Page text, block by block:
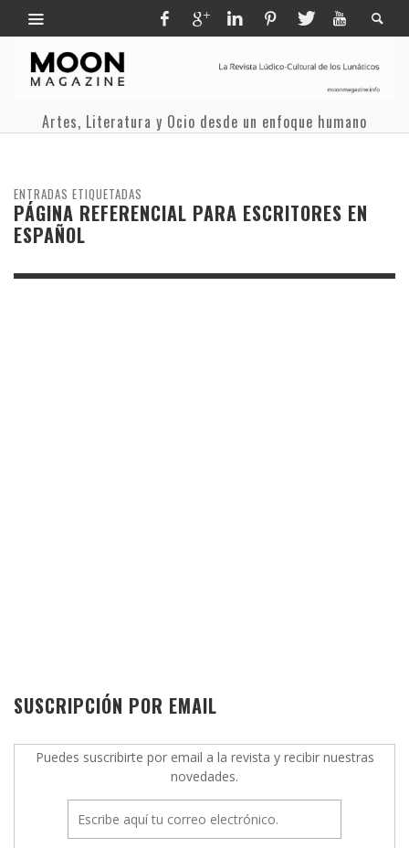
Artes, Literatura y Ocio desde un enfoque humano
ENTRADAS ETIQUETADAS
PÁGINA REFERENCIAL PARA ESCRITORES EN
ESPAÑOL
SUSCRIPCIÓN POR EMAIL
Puedes suscribirte por email a la revista y recibir nuestras
novedades.